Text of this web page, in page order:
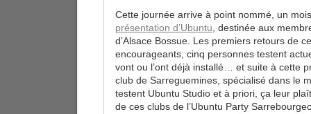
Cette journée arrive à point nommé, un
présentation d’Ubuntu, destinée aux
d’Alsace Bossue. Les premiers retours de
encourageants, cinq personnes testent
vont ou l’ont déjà installé… et suite à cette
club de Sarreguemines, spécialisé dans le
testent Ubuntu Studio et à priori, ça leur
de ces clubs de l’Ubuntu Party